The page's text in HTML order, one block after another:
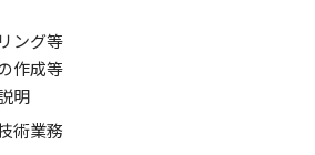
ング等
作成等
明
術業務